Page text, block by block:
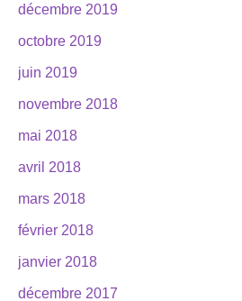
décembre 2019
octobre 2019
juin 2019
novembre 2018
mai 2018
avril 2018
mars 2018
février 2018
janvier 2018
décembre 2017